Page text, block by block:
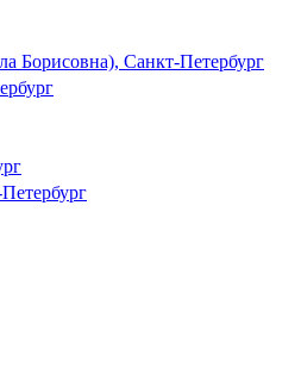
Борисовна), Санкт-Петербург